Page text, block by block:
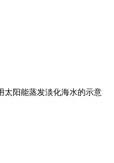
太阳能蒸发淡化海水的示意